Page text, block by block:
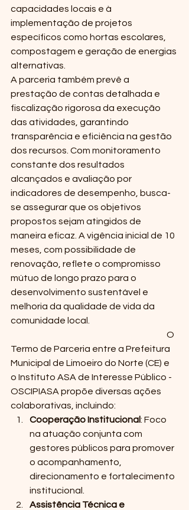
capacidades locais e à
implementação de projetos
específicos como hortas escolares,
compostagem e geração de energias
alternativas.
A parceria também prevê a
prestação de contas detalhada e
fiscalização rigorosa da execução
das atividades, garantindo
transparência e eficiência na gestão
dos recursos. Com monitoramento
constante dos resultados
alcançados e avaliação por
indicadores de desempenho, busca-
se assegurar que os objetivos
propostos sejam atingidos de
maneira eficaz. A vigência inicial de 10
meses, com possibilidade de
renovação, reflete o compromisso
mútuo de longo prazo para o
desenvolvimento sustentável e
melhoria da qualidade de vida da
comunidade local.
                                                                                        O
Termo de Parceria entre a Prefeitura
Municipal de Limoeiro do Norte (CE) e
o Instituto ASA de Interesse Público -
OSCIPIASA propõe diversas ações
colaborativas, incluindo:
Cooperação Institucional: Foco
na atuação conjunta com
gestores públicos para promover
o acompanhamento,
direcionamento e fortalecimento
institucional.
Assistência Técnica e